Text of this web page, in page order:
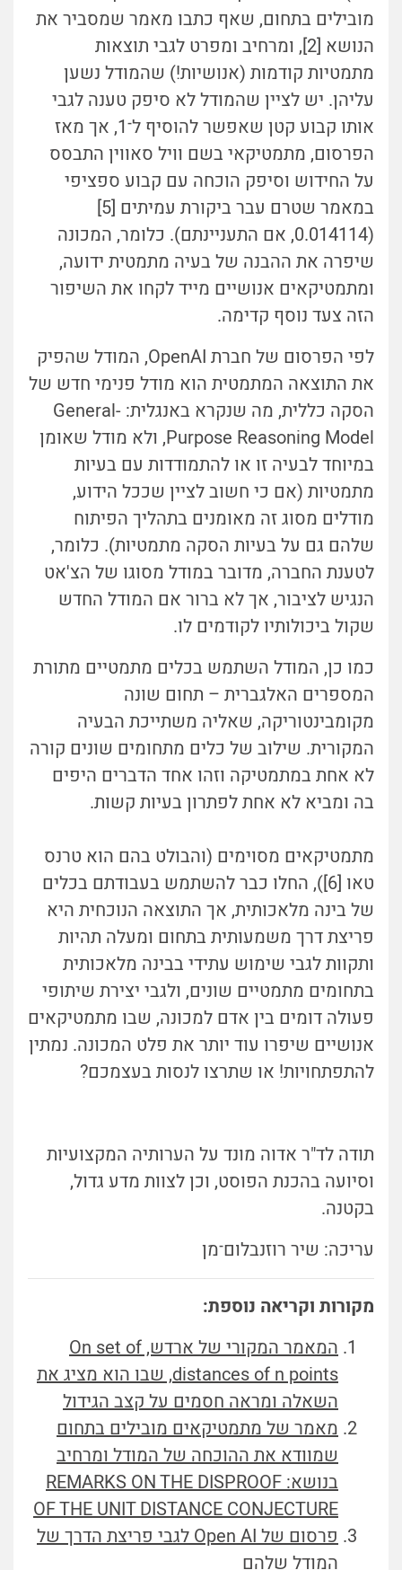
מובילים בתחום, שאף כתבו מאמר שמסביר את
הנושא [2], ומרחיב ומפרט לגבי תוצאות
מתמטיות קודמות (אנושיות!) שהמודל נשען
עליהן. יש לציין שהמודל לא סיפק טענה לגבי
אותו קבוע קטן שאפשר להוסיף ל־1, אך מאז
הפרסום, מתמטיקאי בשם וויל סאווין התבסס
על החידוש וסיפק הוכחה עם קבוע ספציפי
במאמר שטרם עבר ביקורת עמיתים [5]
(0.014114, אם התעניינתם). כלומר, המכונה
שיפרה את ההבנה של בעיה מתמטית ידועה,
ומתמטיקאים אנושיים מייד לקחו את השיפור
הזה צעד נוסף קדימה.
לפי הפרסום של חברת OpenAI, המודל שהפיק
את התוצאה המתמטית הוא מודל פנימי חדש של
הסקה כללית, מה שנקרא באנגלית: General-
Purpose Reasoning Model, ולא מודל שאומן
במיוחד לבעיה זו או להתמודדות עם בעיות
מתמטיות (אם כי חשוב לציין שככל הידוע,
מודלים מסוג זה מאומנים בתהליך הפיתוח
שלהם גם על בעיות הסקה מתמטיות). כלומר,
לטענת החברה, מדובר במודל מסוגו של הצ'אט
הנגיש לציבור, אך לא ברור אם המודל החדש
שקול ביכולותיו לקודמים לו.
כמו כן, המודל השתמש בכלים מתמטיים מתורת
המספרים האלגברית – תחום שונה
מקומבינטוריקה, שאליה משתייכת הבעיה
המקורית. שילוב של כלים מתחומים שונים קורה
לא אחת במתמטיקה וזהו אחד הדברים היפים
בה ומביא לא אחת לפתרון בעיות קשות.
מתמטיקאים מסוימים (והבולט בהם הוא טרנס
טאו [6]), החלו כבר להשתמש בעבודתם בכלים
של בינה מלאכותית, אך התוצאה הנוכחית היא
פריצת דרך משמעותית בתחום ומעלה תהיות
ותקוות לגבי שימוש עתידי בבינה מלאכותית
בתחומים מתמטיים שונים, ולגבי יצירת שיתופי
פעולה דומים בין אדם למכונה, שבו מתמטיקאים
אנושיים שיפרו עוד יותר את פלט המכונה. נמתין
להתפתחויות! או שתרצו לנסות בעצמכם?
תודה לד"ר אדוה מונד על הערותיה המקצועיות
וסיועה בהכנת הפוסט, וכן לצוות מדע גדול,
בקטנה.
עריכה: שיר רוזנבלום־מן
מקורות וקריאה נוספת:
המאמר המקורי של ארדש, On set of
distances of n points, שבו הוא מציג את
השאלה ומראה חסמים על קצב הגידול
מאמר של מתמטיקאים מובילים בתחום
שמוודא את ההוכחה של המודל ומרחיב
בנושא: REMARKS ON THE DISPROOF
OF THE UNIT DISTANCE CONJECTURE
פרסום של Open AI לגבי פריצת הדרך של
המודל שלהם